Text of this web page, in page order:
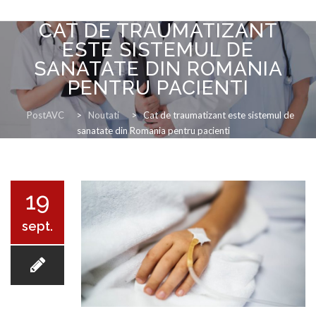
Skip
content
ACASA
EVALUARE AVC
CAT DE TRAUMATIZANT
ESTE SISTEMUL DE
SANATATE DIN ROMANIA
PENTRU PACIENTI
PostAVC > Noutati > Cat de traumatizant este sistemul de
sanatate din Romania pentru pacienti
19
sept.